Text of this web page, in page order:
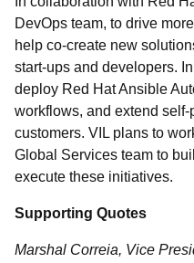
DevOps team, to drive
help co-create new
start-ups and developers.
deploy Red Hat Ansible
workflows, and extend
customers. VIL plans to
Global Services team to
execute these initiatives.
Supporting Quotes
Marshal Correia, Vice